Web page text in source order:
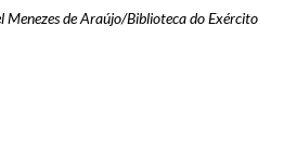
Menezes de Araújo/Biblioteca do Exército